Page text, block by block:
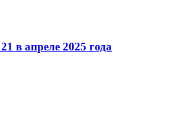
в апреле 2025 года